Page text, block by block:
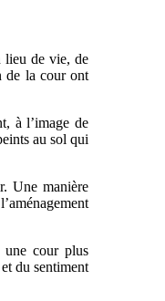
lieu de vie, de
de la cour ont
à l’image de
au sol qui
Une manière
une cour plus
du sentiment